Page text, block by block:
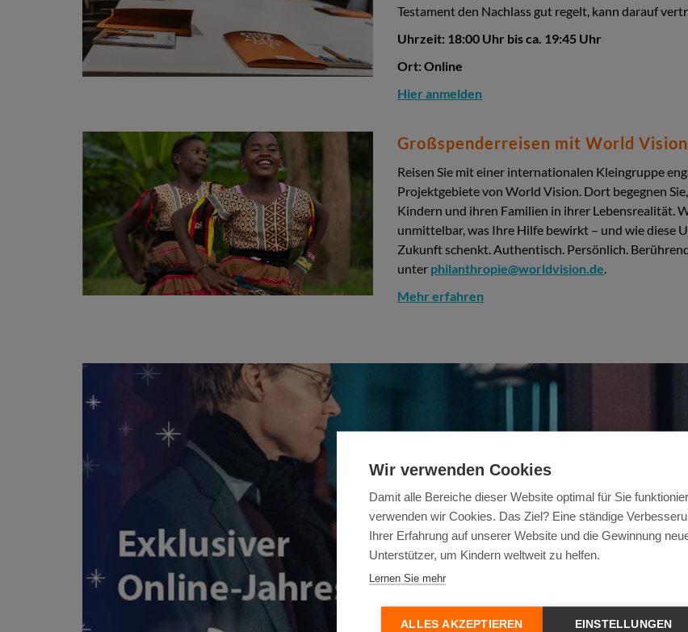
Testament den Nachlass gut regelt, kann darauf
Uhrzeit: 18:00 Uhr bis ca. 19:45 Uhr
Ort: Online
Hier anmelden
Großspenderreisen mit World
Reisen Sie mit einer internationalen Kleingruppe
Projektgebiete von World Vision. Dort begegnen
Kindern und ihren Familien in ihrer Lebensrealität.
unmittelbar, was Ihre Hilfe bewirkt – und wie diese
Zukunft schenkt. Authentisch. Persönlich.
unter philanthropie@worldvision.de.
Mehr erfahren
Für die Anzeige des Youtube Videos benötigen wir Ihre
stimmen Sie der Datenverarbeitung durch YouTube
und Google zu. Weitere Informationen finden Sie in
unsererDatenschutzerklärung
Wir verwenden Cookies
Damit alle Bereiche dieser Website optimal für Sie
verwenden wir Cookies. Das Ziel? Eine ständige
Ihrer Erfahrung auf unserer Website und die Gewinnung
Unterstützer, um Kindern weltweit zu helfen.
Lernen Sie mehr
ALLES AKZEPTIEREN EINSTELLUNGEN